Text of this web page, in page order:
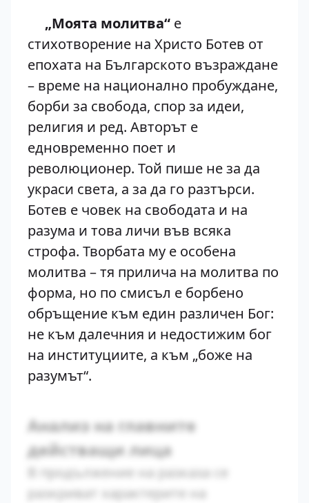
„Моята молитва“ е
стихотворение на Христо Ботев от
епохата на Българското възраждане
– време на национално пробуждане,
борби за свобода, спор за идеи,
религия и ред. Авторът е
едновременно поет и
революционер. Той пише не за да
украси света, а за да го разтърси.
Ботев е човек на свободата и на
разума и това личи във всяка
строфа. Творбата му е особена
молитва – тя прилича на молитва по
форма, но по смисъл е борбено
обръщение към един различен Бог:
не към далечния и недостижим бог
на институциите, а към „боже на
разумът“.
Анализ на главните
действащи лица
В продължение на разказа се
разкриват характерите на